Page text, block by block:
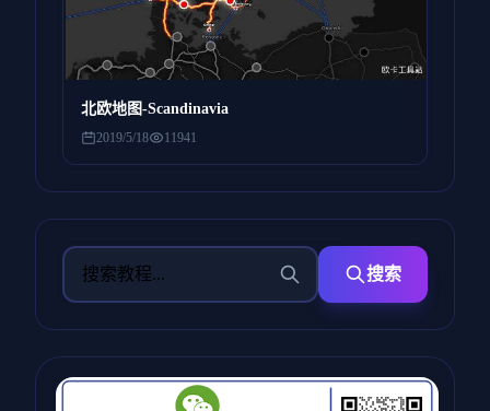
北欧地图-Scandinavia
2019/5/18 11941
搜索